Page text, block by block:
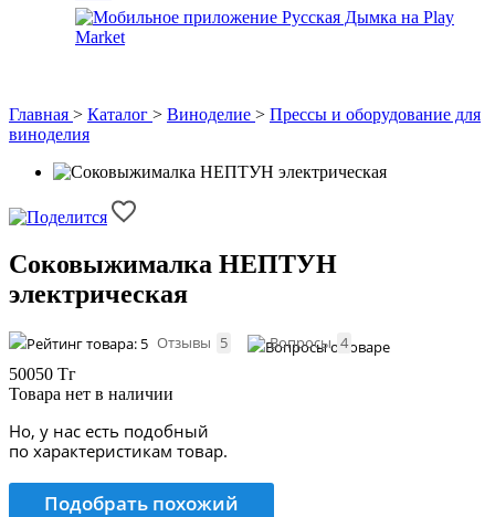
Главная > Каталог > Виноделие > Прессы и оборудование для
виноделия
Соковыжималка НЕПТУН
электрическая
Отзывы 5 Вопросы 4
50050 Тг
Товара нет в наличии
Но, у нас есть подобный
по характеристикам товар.
Подобрать похожий